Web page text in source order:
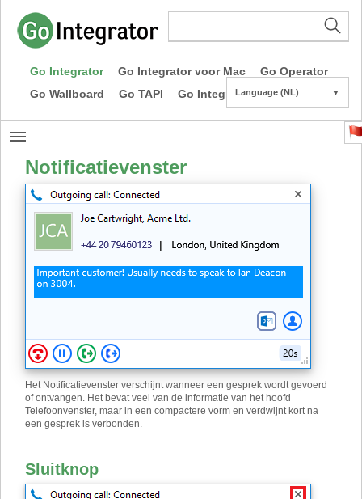
Go Integrator Go Integrator voor Mac
Go Operator
Go Wallboard
Go TAPI Go Integrator CE
Language (NL) ▼
Notificatievenster
Het Notificatievenster verschijnt wanneer een gesprek wordt gevoerd
of ontvangen. Het bevat veel van de informatie van het hoofd
Telefoonvenster, maar in een compactere vorm en verdwijnt kort na
een gesprek is verbonden.
Sluitknop